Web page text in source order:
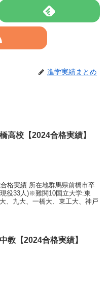
進学実績まとめ
高校【2024合格実績】
格実績 所在地群馬県前橋市卒
役33人)※難関10国立大学:東
、九大、一橋大、東工大、神戸
教【2024合格実績】